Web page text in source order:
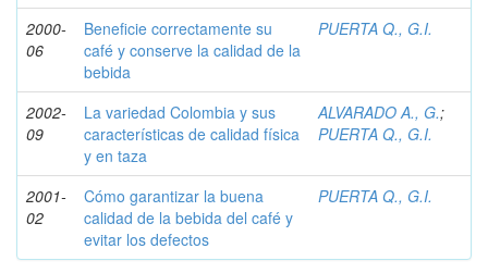
2000-
06
Beneficie correctamente su
café y conserve la calidad de la
bebida
PUERTA Q., G.I.
2002-
09
La variedad Colombia y sus
características de calidad física
y en taza
ALVARADO A., G.;
PUERTA Q., G.I.
2001-
02
Cómo garantizar la buena
calidad de la bebida del café y
evitar los defectos
PUERTA Q., G.I.